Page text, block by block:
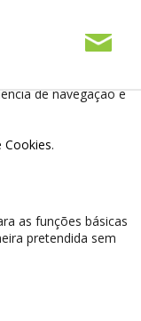
para este
de navegação e
Cookies.
as funções básicas
pretendida sem